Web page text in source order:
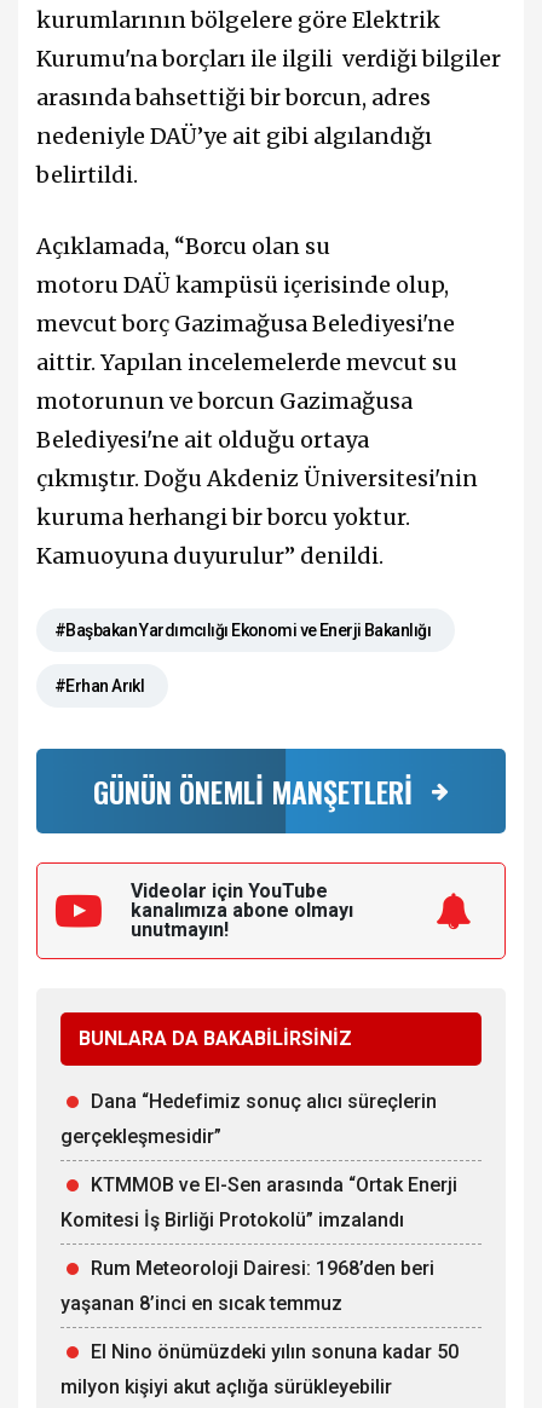
kurumlarının bölgelere göre Elektrik
Kurumu'na borçları ile ilgili verdiği bilgiler
arasında bahsettiği bir borcun, adres
nedeniyle DAÜ’ye ait gibi algılandığı
belirtildi.
Açıklamada, “Borcu olan su
motoru DAÜ kampüsü içerisinde olup,
mevcut borç Gazimağusa Belediyesi'ne
aittir. Yapılan incelemelerde mevcut su
motorunun ve borcun Gazimağusa
Belediyesi'ne ait olduğu ortaya
çıkmıştır. Doğu Akdeniz Üniversitesi'nin
kuruma herhangi bir borcu yoktur.
Kamuoyuna duyurulur” denildi.
#Başbakan Yardımcılığı Ekonomi ve Enerji Bakanlığı
#Erhan Arıkl
GÜNÜN ÖNEMLİ MANŞETLERİ
Videolar için YouTube
kanalımıza abone olmayı
unutmayın!
BUNLARA DA BAKABİLİRSİNİZ
Dana “Hedefimiz sonuç alıcı süreçlerin
gerçekleşmesidir”
KTMMOB ve El-Sen arasında “Ortak Enerji
Komitesi İş Birliği Protokolü” imzalandı
Rum Meteoroloji Dairesi: 1968’den beri
yaşanan 8’inci en sıcak temmuz
El Nino önümüzdeki yılın sonuna kadar 50
milyon kişiyi akut açlığa sürükleyebilir